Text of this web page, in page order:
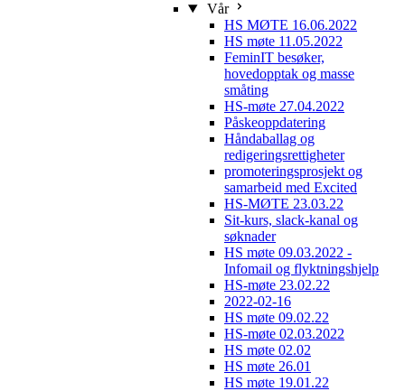
Vår
HS MØTE 16.06.2022
HS møte 11.05.2022
FeminIT besøker,
hovedopptak og masse
småting
HS-møte 27.04.2022
Påskeoppdatering
Håndaballag og
redigeringsrettigheter
promoteringsprosjekt og
samarbeid med Excited
HS-MØTE 23.03.22
Sit-kurs, slack-kanal og
søknader
HS møte 09.03.2022 -
Infomail og flyktningshjelp
HS-møte 23.02.22
2022-02-16
HS møte 09.02.22
HS-møte 02.03.2022
HS møte 02.02
HS møte 26.01
HS møte 19.01.22